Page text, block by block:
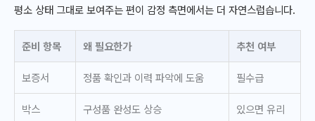
평소 상태 그대로 보여주는 편이 감정 측면에서는 더 자연스럽습니다.
준비 항목 왜 필요한가 추천 여부
보증서 정품 확인과 이력 파악에 도움 필수급
박스 구성품 완성도 상승 있으면 유리